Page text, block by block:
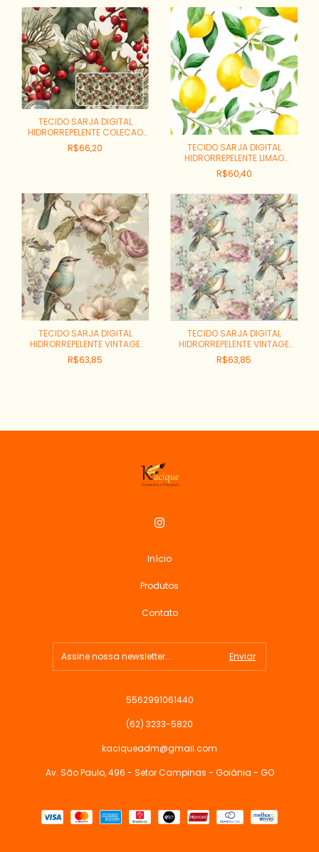
TECIDO SARJA DIGITAL
HIDRORREPELENTE COLECAO
NATAL FOLHAGEM E FRUTAS
REF:SDN06S01
R$66,20
TECIDO SARJA DIGITAL
HIDRORREPELENTE LIMAO
REF:SDI07S01
R$60,40
TECIDO SARJA DIGITAL
HIDRORREPELENTE VINTAGE
BIRDS PASSAROS E ROSAS
FUNDO AZUL VINTAGE
R$63,85
TECIDO SARJA DIGITAL
HIDRORREPELENTE VINTAGE
BIRDS PASSAROS E ROSAS
FUNDO AZUL REF:94080S01
R$63,85
Início
Produtos
Contato
5562991061440
(62) 3233-5820
kaciqueadm@gmail.com
Av. São Paulo, 496 - Setor Campinas - Goiânia - GO